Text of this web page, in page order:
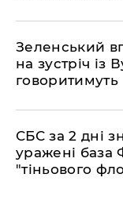
​Зеленський
на зустріч із
говоритимуть
​СБС за 2 дні
уражені база
"тіньового